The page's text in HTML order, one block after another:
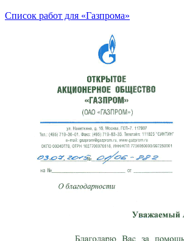
Список работ для «Газпрома»